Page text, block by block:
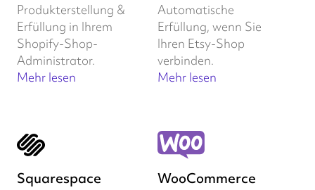
Produkterstellung &
Erfüllung in Ihrem
Shopify-Shop-
Administrator.
Mehr lesen
Automatische
Erfüllung, wenn Sie
Ihren Etsy-Shop
verbinden.
Mehr lesen
Squarespace WooCommerce